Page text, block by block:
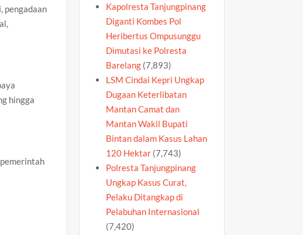
pengadaan
hingga
Kapolresta Tanjungpinang
Diganti Kombes Pol
Heribertus Ompusunggu
Dimutasi ke Polresta
Barelang (7,893)
LSM Cindai Kepri Ungkap
Dugaan Keterlibatan
Mantan Camat dan
Mantan Wakil Bupati
Bintan dalam Kasus Lahan
120 Hektar (7,743)
Polresta Tanjungpinang
Ungkap Kasus Curat,
Pelaku Ditangkap di
Pelabuhan Internasional
(7,420)